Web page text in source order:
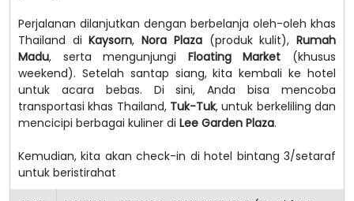
Perjalanan dilanjutkan dengan berbelanja oleh-oleh khas
Thailand diKaysorn,Nora Plaza(produk kulit),Rumah
Madu, serta mengunjungi Floating Market (khusus
weekend). Setelah santap siang, kita kembali ke hotel
untuk acara bebas. Di sini, Anda bisa mencoba
transportasi khas Thailand, Tuk-Tuk, untuk berkeliling dan
mencicipi berbagai kuliner di Lee Garden Plaza.
Kemudian, kita akan check-in di hotel bintang 3/setaraf
untuk beristirahat